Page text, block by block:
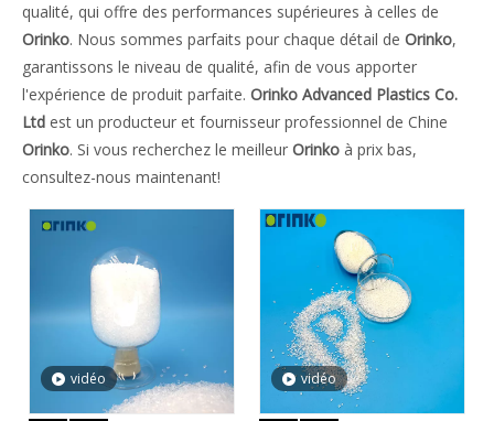
qualité, qui offre des performances supérieures à celles de
Orinko. Nous sommes parfaits pour chaque détail de Orinko,
garantissons le niveau de qualité, afin de vous apporter
l'expérience de produit parfaite. Orinko Advanced Plastics Co.
Ltd est un producteur et fournisseur professionnel de Chine
Orinko. Si vous recherchez le meilleur Orinko à prix bas,
consultez-nous maintenant!
vidéo vidéo